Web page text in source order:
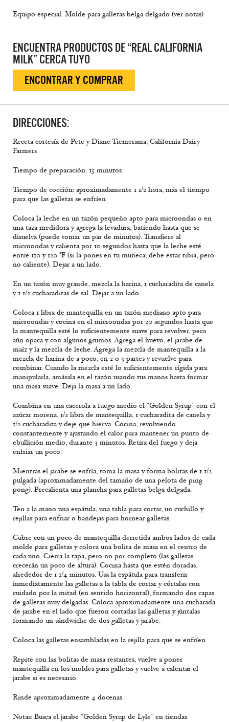
Equipo especial: Molde para galletas belga delgado (ver notas)
ENCUENTRA PRODUCTOS DE “REAL CALIFORNIA
MILK” CERCA TUYO
ENCONTRAR Y COMPRAR
DIRECCIONES:
Receta cortesía de Pete y Diane Tiemersma, California Dairy
Farmers
Tiempo de preparación: 15 minutos
Tiempo de cocción: aproximadamente 1 1/2 hora, más el tiempo
para que las galletas se enfríen
Coloca la leche en un tazón pequeño apto para microondas o en
una taza medidora y agrega la levadura, batiendo hasta que se
disuelva (puede tomar un par de minutos). Transfiere al
microondas y calienta por 10 segundos hasta que la leche esté
entre 110 y 120 °F (si la pones en tu muñeca, debe estar tibia, pero
no caliente). Dejar a un lado.
En un tazón muy grande, mezcla la harina, 1 cucharadita de canela
y 1 1/2 cucharaditas de sal. Dejar a un lado.
Coloca 1 libra de mantequilla en un tazón mediano apto para
microondas y cocina en el microondas por 20 segundos hasta que
la mantequilla esté lo suficientemente suave para revolver, pero
aún opaca y con algunos grumos. Agrega el huevo, el jarabe de
maíz y la mezcla de leche. Agrega la mezcla de mantequilla a la
mezcla de harina de a poco, en 2 o 3 partes y revuelve para
combinar. Cuando la mezcla esté lo suficientemente rígida para
manipularla, amásala en el tazón usando tus manos hasta formar
una masa suave. Deja la masa a un lado.
Combina en una cacerola a fuego medio el “Golden Syrup” con el
azúcar morena, 1/2 libra de mantequilla, 1 cucharadita de canela y
1/2 cucharadita y deje que hierva. Cocina, revolviendo
constantemente y ajustando el calor para mantener un punto de
ebullición medio, durante 3 minutos. Retira del fuego y deja
enfriar un poco.
Mientras el jarabe se enfría, toma la masa y forma bolitas de 1 1/2
pulgada (aproximadamente del tamaño de una pelota de ping
pong). Precalienta una plancha para galletas belga delgada.
Ten a la mano una espátula, una tabla para cortar, un cuchillo y
rejillas para enfriar o bandejas para hornear galletas.
Cubre con un poco de mantequilla derretida ambos lados de cada
molde para galletas y coloca una bolita de masa en el centro de
cada uno. Cierra la tapa, pero no por completo (las galletas
crecerán un poco de altura). Cocina hasta que estén doradas,
alrededor de 1 1/4 minutos. Usa la espátula para transferir
inmediatamente las galletas a la tabla de cortar y córtalas con
cuidado por la mitad (en sentido horizontal), formando dos capas
de galletas muy delgadas. Coloca aproximadamente una cucharada
de jarabe en el lado que fueron cortadas las galletas y júntalas
formando un sándwiche de dos galletas y jarabe.
Coloca las galletas ensambladas en la rejilla para que se enfríen.
Repite con las bolitas de masa restantes, vuelve a poner
mantequilla en los moldes para galletas y vuelve a calentar el
jarabe si es necesario.
Rinde aproximadamente 4 docenas.
Notas: Busca el jarabe “Golden Syrup de Lyle” en tiendas